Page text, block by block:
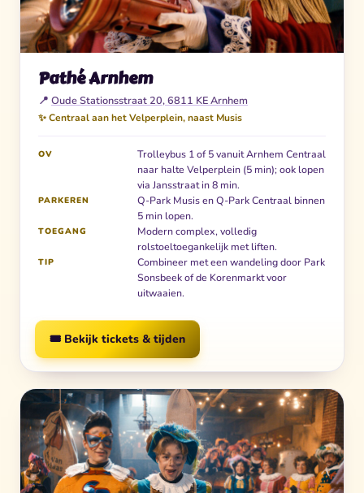
Pathé Arnhem
📍 Oude Stationsstraat 20, 6811 KE Arnhem
✨ Centraal aan het Velperplein, naast Musis
OV
Trolleybus 1 of 5 vanuit Arnhem Centraal
naar halte Velperplein (5 min); ook lopen
via Jansstraat in 8 min.
PARKEREN
Q-Park Musis en Q-Park Centraal binnen
5 min lopen.
TOEGANG
Modern complex, volledig
rolstoeltoegankelijk met liften.
TIP
Combineer met een wandeling door Park
Sonsbeek of de Korenmarkt voor
uitwaaien.
🎟️ Bekijk tickets & tijden